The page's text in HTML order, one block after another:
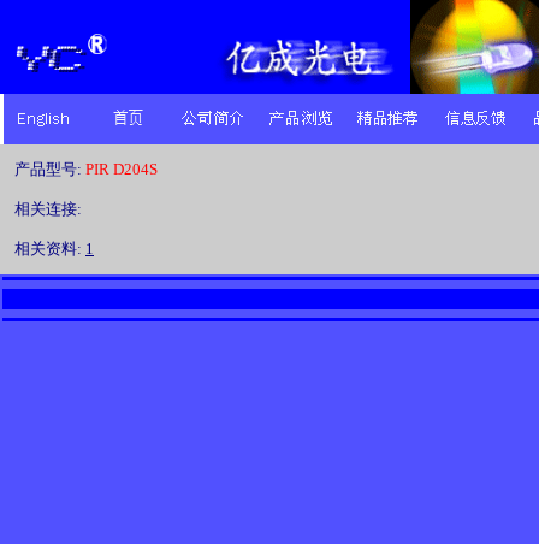
产品型号: PIR D204S
相关连接:
相关资料: 1